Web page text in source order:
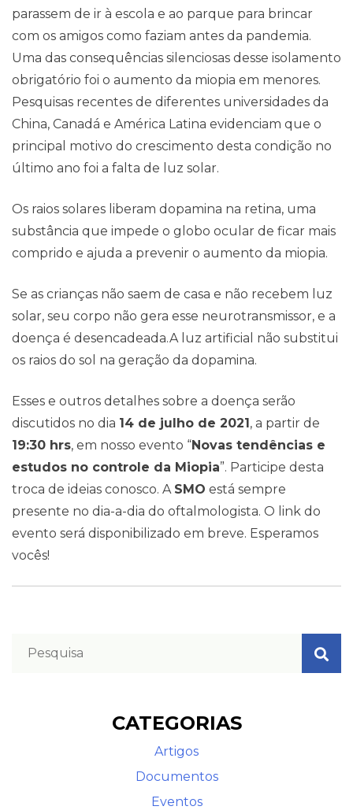
Contato
parassem de ir à escola e ao parque para brincar
com os amigos como faziam antes da pandemia.
Uma das consequências silenciosas desse isolamento
obrigatório foi o aumento da miopia em menores.
Pesquisas recentes de diferentes universidades da
China, Canadá e América Latina evidenciam que o
principal motivo do crescimento desta condição no
último ano foi a falta de luz solar.
Os raios solares liberam dopamina na retina, uma
substância que impede o globo ocular de ficar mais
comprido e ajuda a prevenir o aumento da miopia.
Se as crianças não saem de casa e não recebem luz
solar, seu corpo não gera esse neurotransmissor, e a
doença é desencadeada.A luz artificial não substitui
os raios do sol na geração da dopamina.
Esses e outros detalhes sobre a doença serão
discutidos no dia 14 de julho de 2021, a partir de
19:30 hrs, em nosso evento “Novas tendências e
estudos no controle da Miopia”. Participe desta
troca de ideias conosco. A SMO está sempre
presente no dia-a-dia do oftalmologista. O link do
evento será disponibilizado em breve. Esperamos
vocês!
CATEGORIAS
Artigos
Documentos
Eventos